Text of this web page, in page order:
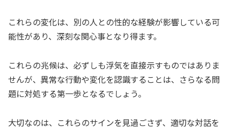
これらの変化は、別の人との性的な経験が影響している可
能性があり、深刻な関心事となり得ます。
これらの兆候は、必ずしも浮気を直接示すものではありま
せんが、異常な行動や変化を認識することは、さらなる問
題に対処する第一歩となるでしょう。
大切なのは、これらのサインを見過ごさず、適切な対話を